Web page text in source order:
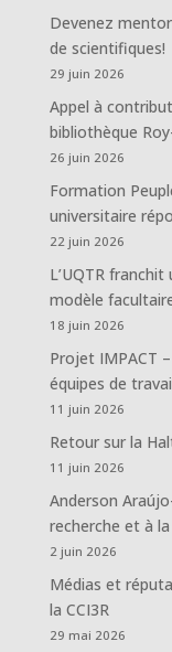
Devenez
de scientifiques!
29 juin 2026
Appel à
bibliothèque
26 juin 2026
Formation
universitaire
22 juin 2026
L’UQTR
modèle
18 juin 2026
Projet IMPACT
équipes de
11 juin 2026
Retour sur la
11 juin 2026
Anderson
recherche et à
2 juin 2026
Médias et
la CCI3R
29 mai 2026